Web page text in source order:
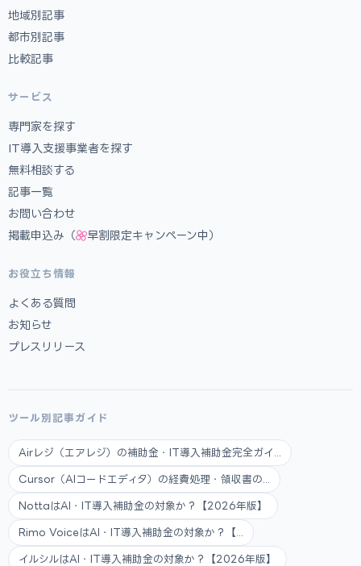
地域別記事
都市別記事
比較記事
サービス
専門家を探す
IT導入支援事業者を探す
無料相談する
記事一覧
お問い合わせ
掲載申込み（
早割限定キャンペーン中）
お役立ち情報
よくある質問
お知らせ
プレスリリース
ツール別記事ガイド
Airレジ（エアレジ）の補助金・IT導入補助金完全ガイ...
Cursor（AIコードエディタ）の経費処理・領収書の...
NottaはAI・IT導入補助金の対象か？【2026年版】
Rimo VoiceはAI・IT導入補助金の対象か？【...
イルシルはAI・IT導入補助金の対象か？【2026年版】